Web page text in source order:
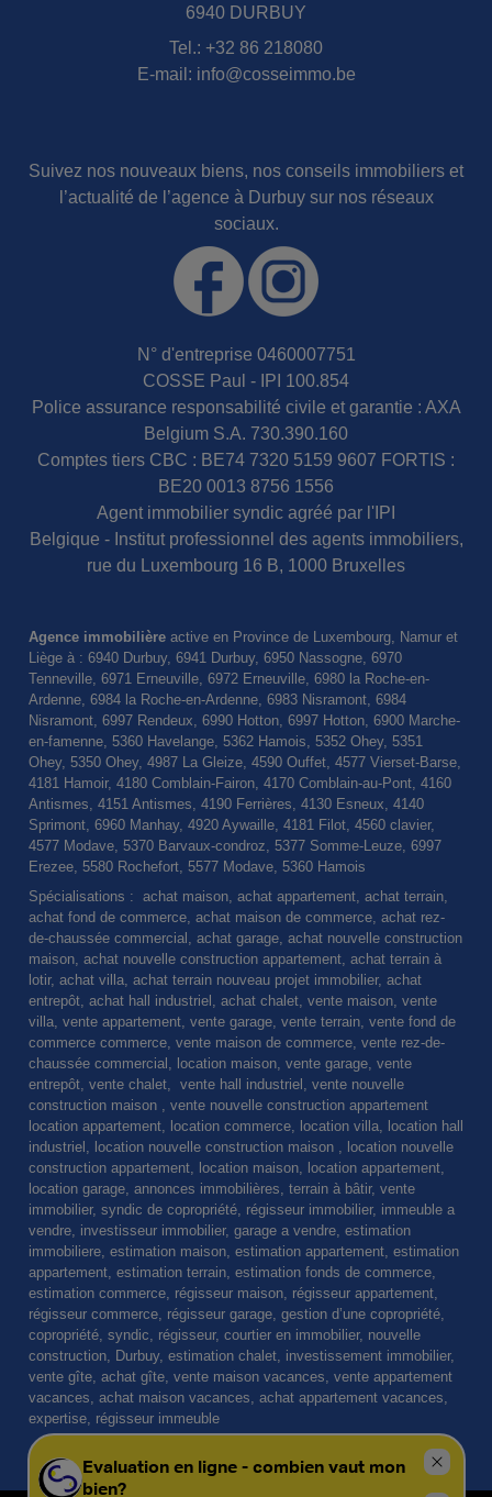
6940 DURBUY
Tel.: +32 86 218080
E-mail: info@cosseimmo.be
Suivez nos nouveaux biens, nos conseils immobiliers et
l’actualité de l’agence à Durbuy sur nos réseaux
sociaux.
N° d'entreprise 0460007751
COSSE Paul - IPI 100.854
Police assurance responsabilité civile et garantie : AXA
Belgium S.A. 730.390.160
Comptes tiers CBC : BE74 7320 5159 9607 FORTIS :
BE20 0013 8756 1556
Agent immobilier syndic agréé par l'IPI
Belgique - Institut professionnel des agents immobiliers,
rue du Luxembourg 16 B, 1000 Bruxelles
Agence immobilière active en Province de Luxembourg, Namur et
Liège à : 6940 Durbuy, 6941 Durbuy, 6950 Nassogne, 6970
Tenneville, 6971 Erneuville, 6972 Erneuville, 6980 la Roche-en-
Ardenne, 6984 la Roche-en-Ardenne, 6983 Nisramont, 6984
Nisramont, 6997 Rendeux, 6990 Hotton, 6997 Hotton, 6900 Marche-
en-famenne, 5360 Havelange, 5362 Hamois, 5352 Ohey, 5351
Ohey, 5350 Ohey, 4987 La Gleize, 4590 Ouffet, 4577 Vierset-Barse,
4181 Hamoir, 4180 Comblain-Fairon, 4170 Comblain-au-Pont, 4160
Antismes, 4151 Antismes, 4190 Ferrières, 4130 Esneux, 4140
Sprimont, 6960 Manhay, 4920 Aywaille, 4181 Filot, 4560 clavier,
4577 Modave, 5370 Barvaux-condroz, 5377 Somme-Leuze, 6997
Erezee, 5580 Rochefort, 5577 Modave, 5360 Hamois
Spécialisations : achat maison, achat appartement, achat terrain,
achat fond de commerce, achat maison de commerce, achat rez-
de-chaussée commercial, achat garage, achat nouvelle construction
maison, achat nouvelle construction appartement, achat terrain à
lotir, achat villa, achat terrain nouveau projet immobilier, achat
entrepôt, achat hall industriel, achat chalet, vente maison, vente
villa, vente appartement, vente garage, vente terrain, vente fond de
commerce commerce, vente maison de commerce, vente rez-de-
chaussée commercial, location maison, vente garage, vente
entrepôt, vente chalet, vente hall industriel, vente nouvelle
construction maison , vente nouvelle construction appartement
location appartement, location commerce, location villa, location hall
industriel, location nouvelle construction maison , location nouvelle
construction appartement, location maison, location appartement,
location garage, annonces immobilières, terrain à bâtir, vente
immobilier, syndic de copropriété, régisseur immobilier, immeuble a
vendre, investisseur immobilier, garage a vendre, estimation
immobiliere, estimation maison, estimation appartement, estimation
appartement, estimation terrain, estimation fonds de commerce,
estimation commerce, régisseur maison, régisseur appartement,
régisseur commerce, régisseur garage, gestion d’une copropriété,
copropriété, syndic, régisseur, courtier en immobilier, nouvelle
construction, Durbuy, estimation chalet, investissement immobilier,
vente gîte, achat gîte, vente maison vacances, vente appartement
vacances, achat maison vacances, achat appartement vacances,
expertise, régisseur immeuble